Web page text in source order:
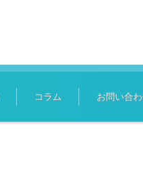
コラム お問い合